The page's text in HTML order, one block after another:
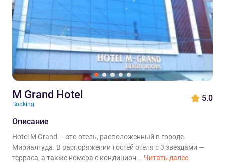
M Grand Hotel
Booking
5.0
Описание
Hotel M Grand — это отель, расположенный в городе
Мириалгуда. В распоряжении гостей отеля с 3 звездами —
терраса, а также номера с кондицион... Читать далее